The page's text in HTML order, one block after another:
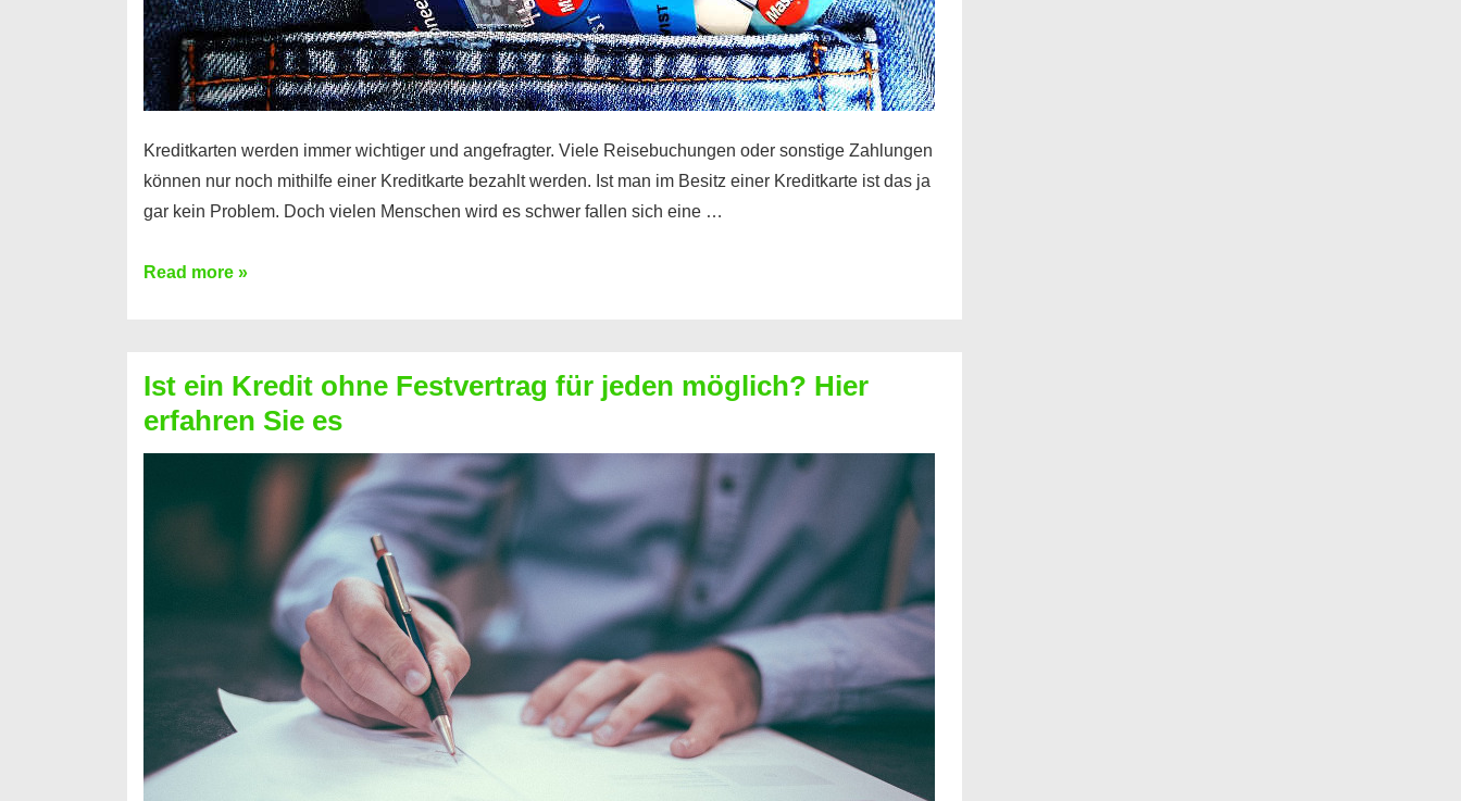
Kreditkarten werden immer wichtiger und angefragter. Viele Reisebuchungen oder sonstige Zahlungen
können nur noch mithilfe einer Kreditkarte bezahlt werden. Ist man im Besitz einer Kreditkarte ist das ja
gar kein Problem. Doch vielen Menschen wird es schwer fallen sich eine …
Kreditkarte
Prepaid
ist
nicht
Read more »
Ist ein Kredit ohne Festvertrag für jeden möglich? Hier
erfahren Sie es